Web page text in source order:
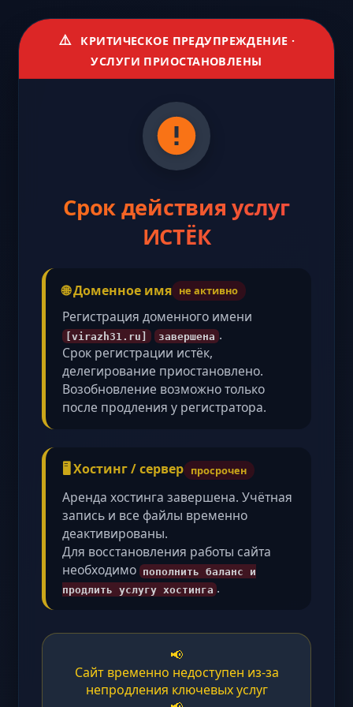
⚠️
КРИТИЧЕСКОЕ ПРЕДУПРЕЖДЕНИЕ ·
УСЛУГИ ПРИОСТАНОВЛЕНЫ
Срок действия услуг
ИСТЁК
🌐 Доменное имя не активно
Регистрация доменного имени
[virazh31.ru] завершена .
Срок регистрации истёк,
делегирование приостановлено.
Возобновление возможно только
после продления у регистратора.
🖥️ Хостинг / сервер просрочен
Аренда хостинга завершена. Учётная
запись и все файлы временно
деактивированы.
Для восстановления работы сайта
необходимо пополнить баланс и
продлить услугу хостинга .
📢
Сайт временно недоступен из-за
непродления ключевых услуг